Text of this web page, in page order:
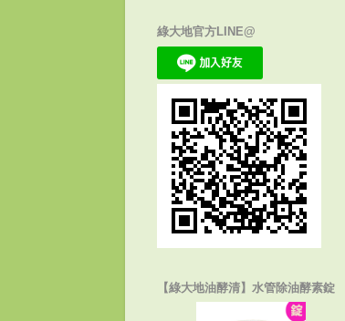
綠大地官方LINE@
【綠大地油酵清】水管除油酵素錠